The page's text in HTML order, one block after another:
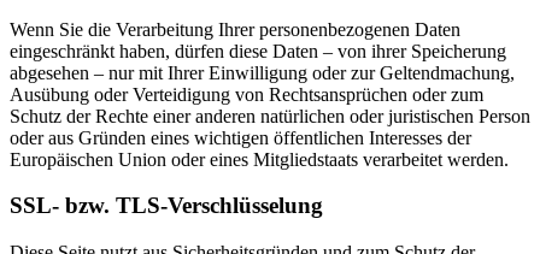
Wenn Sie die Verarbeitung Ihrer personenbezogenen Daten
eingeschränkt haben, dürfen diese Daten – von ihrer Speicherung
abgesehen – nur mit Ihrer Einwilligung oder zur Geltendmachung,
Ausübung oder Verteidigung von Rechtsansprüchen oder zum
Schutz der Rechte einer anderen natürlichen oder juristischen Person
oder aus Gründen eines wichtigen öffentlichen Interesses der
Europäischen Union oder eines Mitgliedstaats verarbeitet werden.
SSL- bzw. TLS-Verschlüsselung